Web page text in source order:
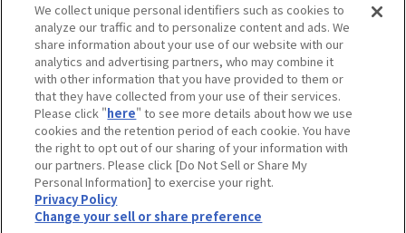
個人情報の取り扱いについて
会員優待サービスの提携をご検討の方へ
JAFホームページ
© JAPAN AUTOMOBILE FEDERATION. All rights reserved.
We collect unique personal identifiers such as cookies to
analyze our traffic and to personalize content and ads. We
share information about your use of our website with our
analytics and advertising partners, who may combine it
with other information that you have provided to them or
that they have collected from your use of their services.
Please click "here" to see more details about how we use
cookies and the retention period of each cookie. You have
the right to opt out of our sharing of your information with
our partners. Please click [Do Not Sell or Share My
Personal Information] to exercise your right.
Privacy Policy
Change your sell or share preference